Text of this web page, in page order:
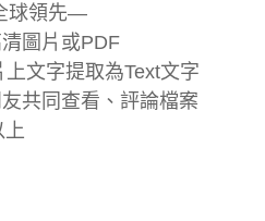
球領先—
圖片或PDF
文字提取為Text文字
共同查看、評論檔案